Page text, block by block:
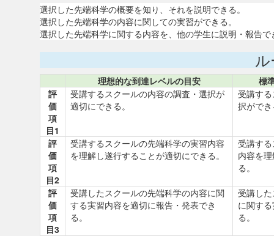
選択した先端科学の概要を知り、それを説明できる。
選択した先端科学の内容に関しての実習ができる。
選択した先端科学に関する内容を、他の学生に説明・報告で
理想的な到達レベルの目安
標
評
価
項
目1
受講するスクールの内容の調査・選択が
適切にできる。
受講す
択がで
評
価
項
目2
受講するスクールの先端科学の実習内容
を理解し遂行することが適切にできる。
受講す
内容を
る。
評
価
項
目3
受講したスクールの先端科学の内容に関
する実習内容を適切に報告・発表でき
る。
受講し
に関す
る。